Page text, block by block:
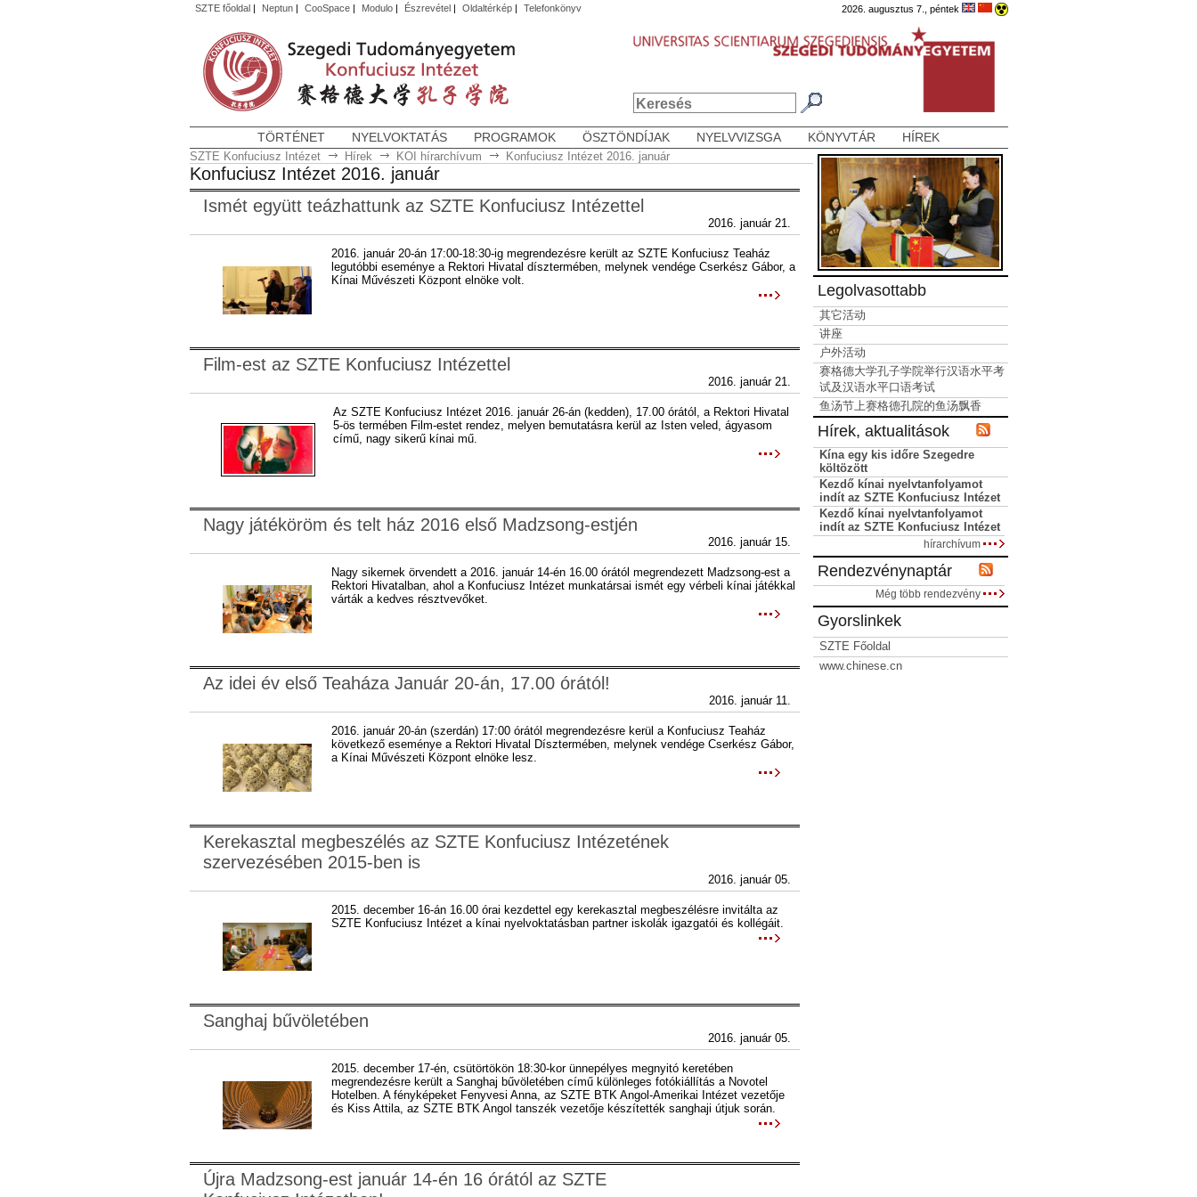
SZTE főoldal| Neptun| CooSpace| Modulo| Észrevétel| Oldaltérkép| Telefonkönyv 2026. augusztus 7., péntek
TÖRTÉNET NYELVOKTATÁS PROGRAMOK ÖSZTÖNDÍJAK NYELVVIZSGA KÖNYVTÁR HÍREK
SZTE Konfuciusz Intézet Hírek KOI hírarchívum Konfuciusz Intézet 2016. január
Konfuciusz Intézet 2016. január
Ismét együtt teázhattunk az SZTE Konfuciusz Intézettel
2016. január 21.
2016. január 20-án 17:00-18:30-ig megrendezésre került az SZTE Konfuciusz Teaház
legutóbbi eseménye a Rektori Hivatal dísztermében, melynek vendége Cserkész Gábor, a
Kínai Művészeti Központ elnöke volt.
Film-est az SZTE Konfuciusz Intézettel
2016. január 21.
Az SZTE Konfuciusz Intézet 2016. január 26-án (kedden), 17.00 órától, a Rektori Hivatal
5-ös termében Film-estet rendez, melyen bemutatásra kerül az Isten veled, ágyasom
című, nagy sikerű kínai mű.
Nagy játéköröm és telt ház 2016 első Madzsong-estjén
2016. január 15.
Nagy sikernek örvendett a 2016. január 14-én 16.00 órától megrendezett Madzsong-est a
Rektori Hivatalban, ahol a Konfuciusz Intézet munkatársai ismét egy vérbeli kínai játékkal
várták a kedves résztvevőket.
Az idei év első Teaháza Január 20-án, 17.00 órától!
2016. január 11.
2016. január 20-án (szerdán) 17:00 órától megrendezésre kerül a Konfuciusz Teaház
következő eseménye a Rektori Hivatal Dísztermében, melynek vendége Cserkész Gábor,
a Kínai Művészeti Központ elnöke lesz.
Kerekasztal megbeszélés az SZTE Konfuciusz Intézetének
szervezésében 2015-ben is
2016. január 05.
2015. december 16-án 16.00 órai kezdettel egy kerekasztal megbeszélésre invitálta az
SZTE Konfuciusz Intézet a kínai nyelvoktatásban partner iskolák igazgatói és kollégáit.
Sanghaj bűvöletében
2016. január 05.
2015. december 17-én, csütörtökön 18:30-kor ünnepélyes megnyitó keretében
megrendezésre került a Sanghaj bűvöletében című különleges fotókiállítás a Novotel
Hotelben. A fényképeket Fenyvesi Anna, az SZTE BTK Angol-Amerikai Intézet vezetője
és Kiss Attila, az SZTE BTK Angol tanszék vezetője készítették sanghaji útjuk során.
Újra Madzsong-est január 14-én 16 órától az SZTE
Legolvasottabb
其它活动
讲座
户外活动
赛格德大学孔子学院举行汉语水平考
试及汉语水平口语考试
鱼汤节上赛格德孔院的鱼汤飘香
Hírek, aktualitások
Kína egy kis időre Szegedre
költözött
Kezdő kínai nyelvtanfolyamot
indít az SZTE Konfuciusz Intézet
Kezdő kínai nyelvtanfolyamot
indít az SZTE Konfuciusz Intézet
hírarchívum
Rendezvénynaptár
Még több rendezvény
Gyorslinkek
SZTE Főoldal
www.chinese.cn